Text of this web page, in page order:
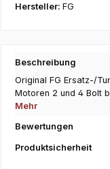
Hersteller: FG
Beschreibung
Original FG Ersatz-/
Motoren 2 und 4 Bolt
Mehr
Bewertungen
Produktsicherheit